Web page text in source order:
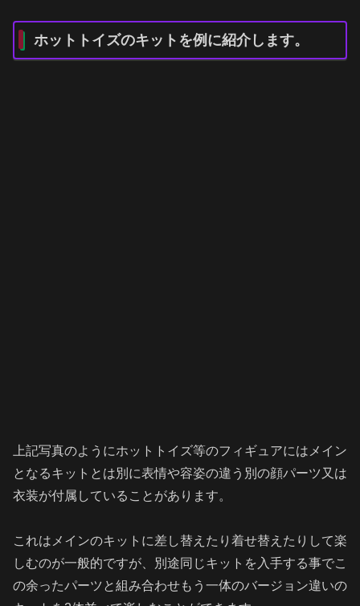
ホットトイズのキットを例に紹介します。
上記写真のようにホットトイズ等のフィギュアにはメイン
となるキットとは別に表情や容姿の違う別の顔パーツ又は
衣装が付属していることがあります。
これはメインのキットに差し替えたり着せ替えたりして楽
しむのが一般的ですが、別途同じキットを入手する事でこ
の余ったパーツと組み合わせもう一体のバージョン違いの